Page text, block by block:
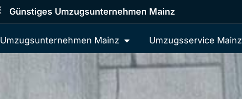
Günstiges Umzugsunternehmen Mainz
Umzugsunternehmen Mainz Umzugsservice Mainz